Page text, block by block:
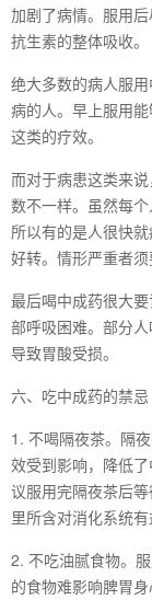
加剧了病情。服用
抗生素的整体吸收。
绝大多数的病人服
病的人。早上服用
这类的疗效。
而对于病患这类来
数不一样。虽然每
所以有的是人很快
好转。情形严重者须
最后喝中成药很大
部呼吸困难。部分
导致胃酸受损。
六、吃中成药的禁忌
1. 不喝隔夜茶。隔
效受到影响，降低
议服用完隔夜茶后
里所含对消化系统
2. 不吃油腻食物。
的食物难影响脾胃